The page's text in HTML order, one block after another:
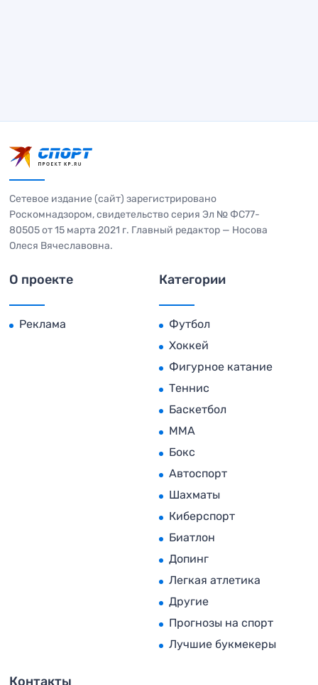
Сетевое издание (сайт) зарегистрировано
Роскомнадзором, свидетельство серия Эл № ФС77-
80505 от 15 марта 2021 г. Главный редактор — Носова
Олеся Вячеславовна.
О проекте
Реклама
Категории
Футбол
Хоккей
Фигурное катание
Теннис
Баскетбол
MMA
Бокс
Автоспорт
Шахматы
Киберспорт
Биатлон
Допинг
Легкая атлетика
Другие
Прогнозы на спорт
Лучшие букмекеры
Контакты